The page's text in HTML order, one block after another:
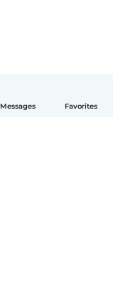
Messages Favorites